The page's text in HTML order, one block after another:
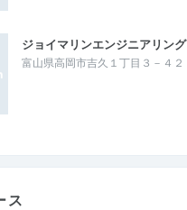
ジョイマリンエンジニアリング
富山県高岡市吉久１丁目３－４２
ス